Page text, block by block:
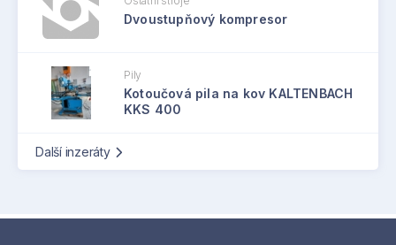
Dvoustupňový kompresor
Pily
Kotoučová pila na kov KALTENBACH
KKS 400
Další inzeráty